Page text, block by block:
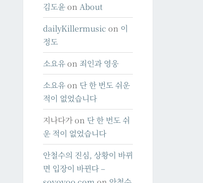
김도윤on About
dailyKillermusic on 이
정도
소요유on 죄인과 영웅
소요유on 단 한 번도 쉬운
적이 없었습니다
지나다가on 단 한 번도 쉬
운 적이 없었습니다
안철수의 진심, 상황이 바뀌
면 입장이 바뀐다 –